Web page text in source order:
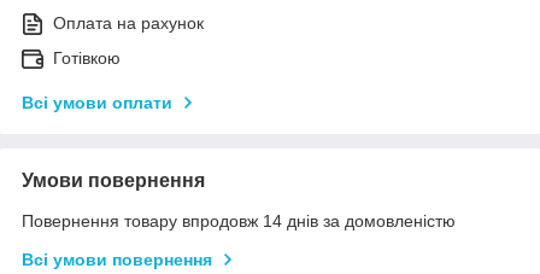
Оплата на рахунок
Готівкою
Всі умови оплати
Умови повернення
Повернення товару впродовж 14 днів за домовленістю
Всі умови повернення